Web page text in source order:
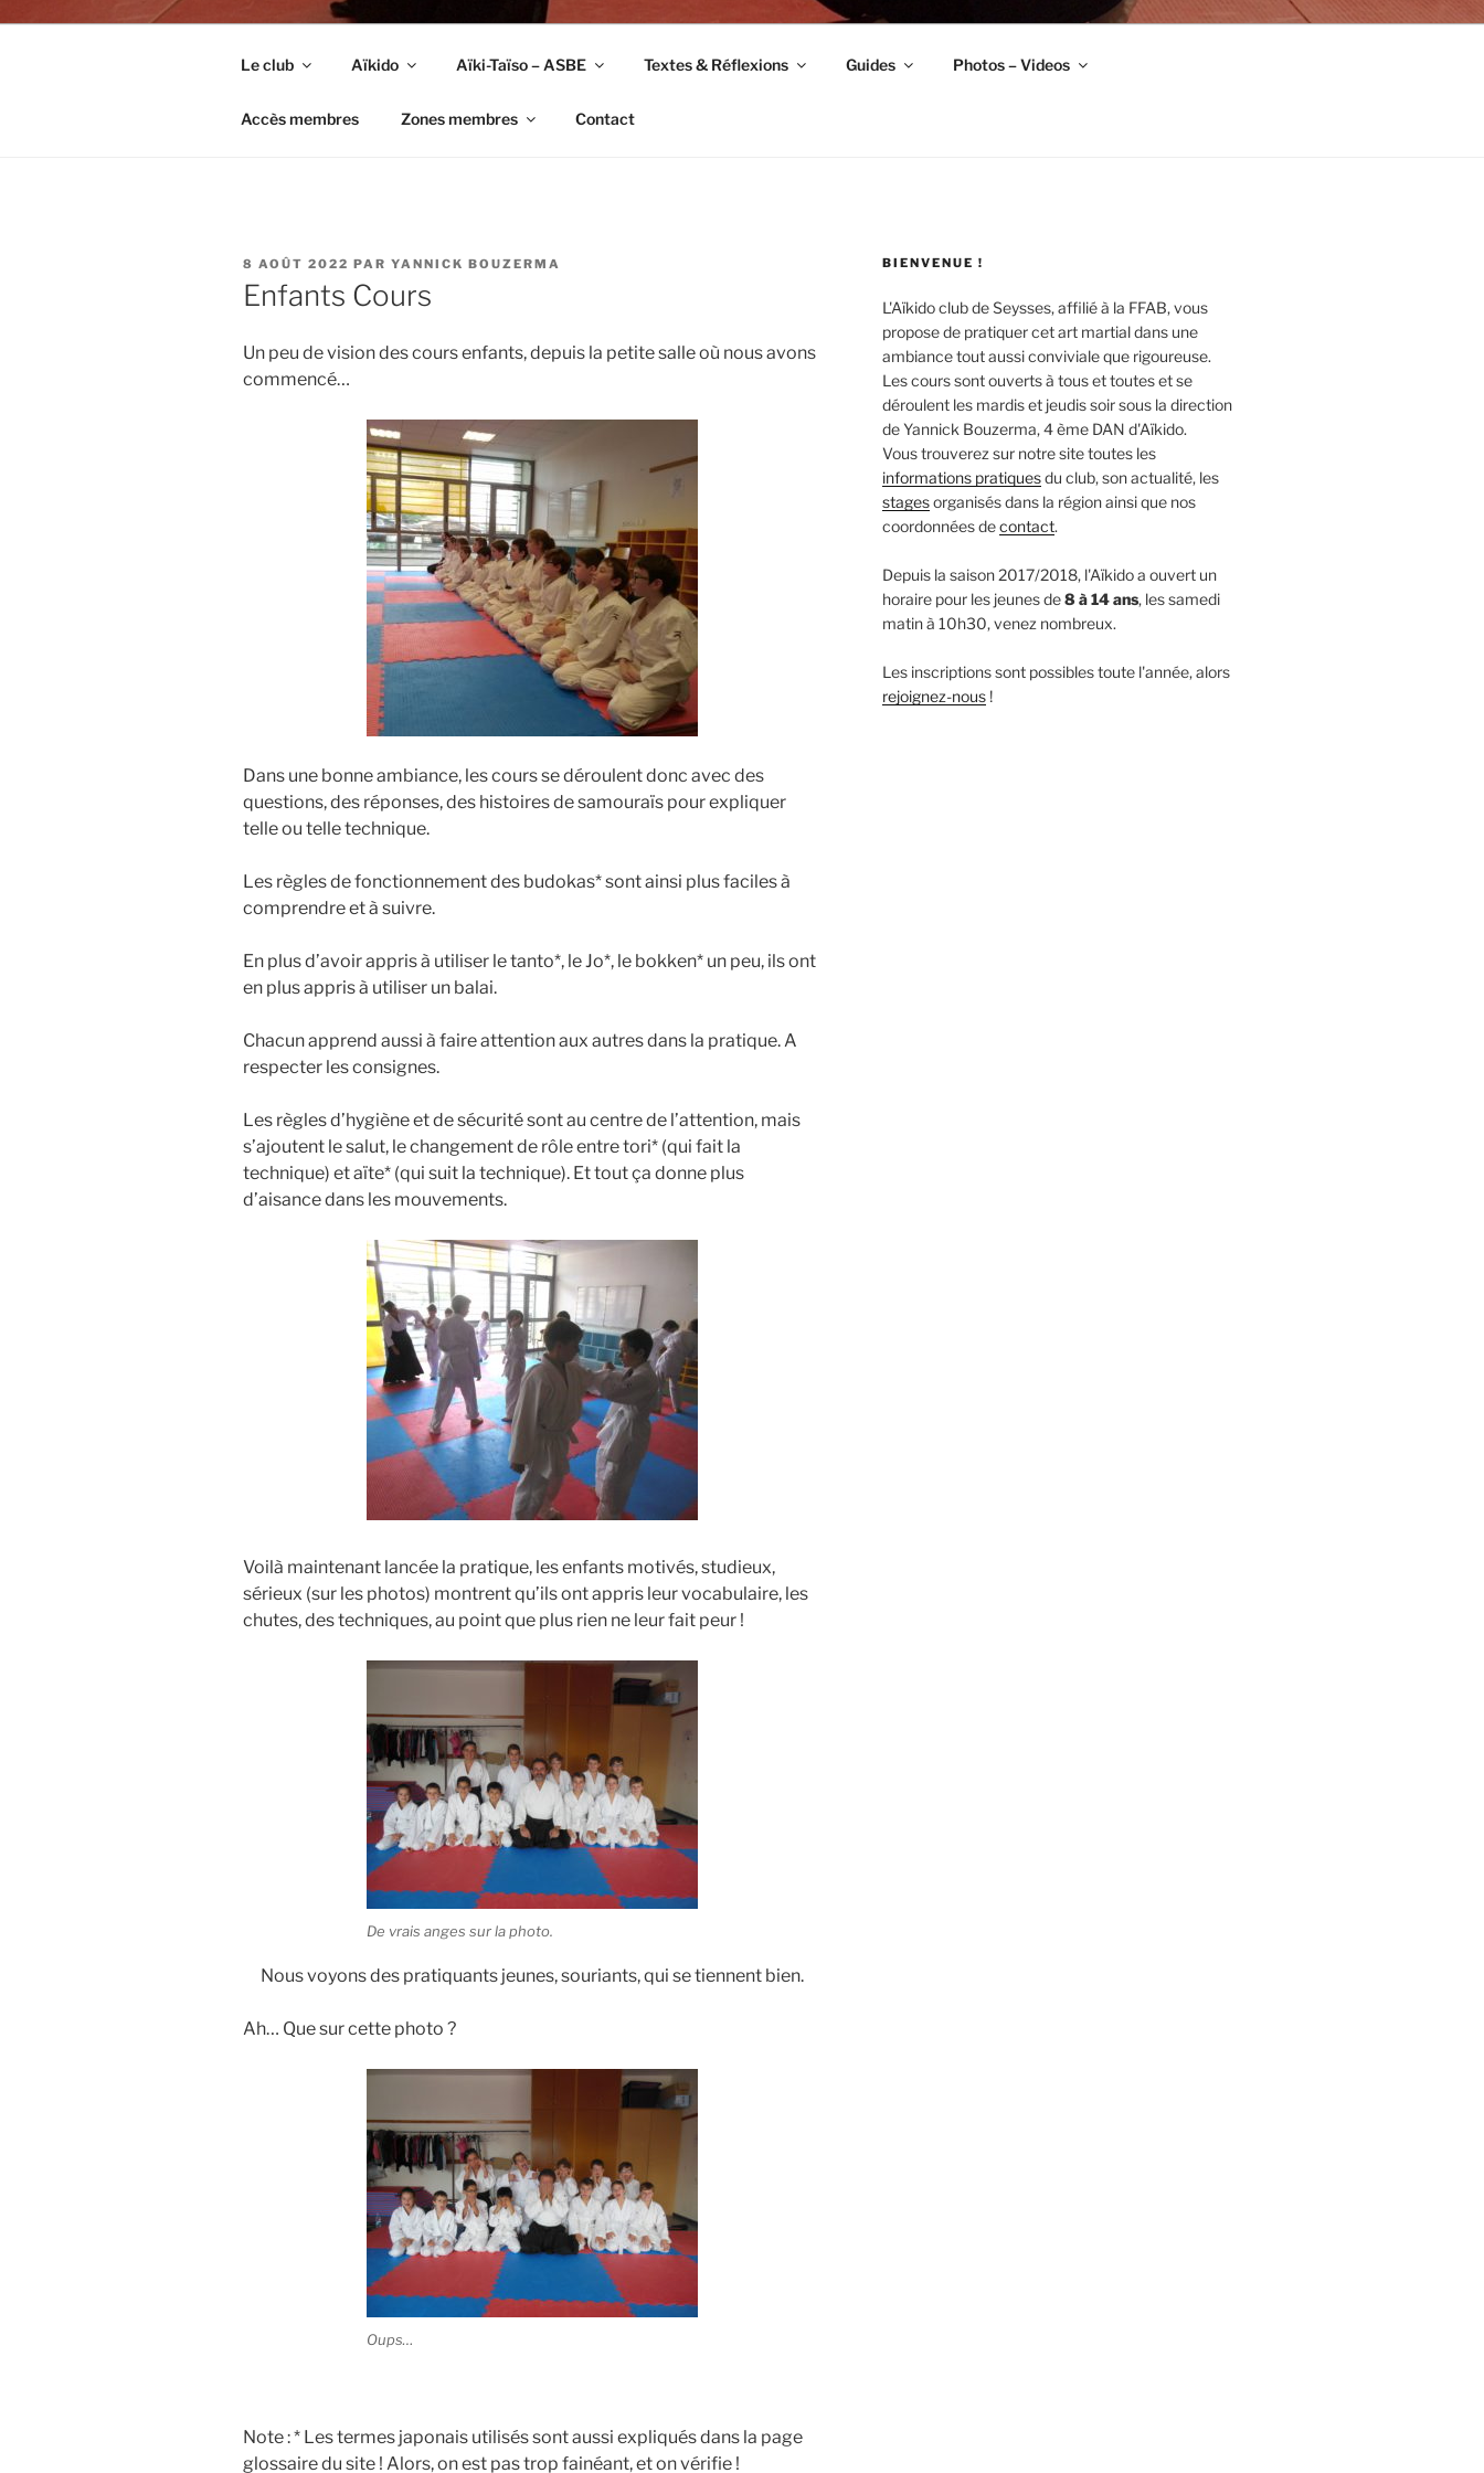
Le club Aïkido Aïki-Taïso – ASBE Textes & Réflexions Guides Photos – Videos
Accès membres Zones membres Contact
PUBLIÉ
LE
8 AOÛT 2022 PAR YANNICK BOUZERMA
Enfants Cours
Un peu de vision des cours enfants, depuis la petite salle où nous avons
commencé…
Dans une bonne ambiance, les cours se déroulent donc avec des
questions, des réponses, des histoires de samouraïs pour expliquer
telle ou telle technique.
Les règles de fonctionnement des budokas* sont ainsi plus faciles à
comprendre et à suivre.
En plus d’avoir appris à utiliser le tanto*, le Jo*, le bokken* un peu, ils ont
en plus appris à utiliser un balai.
Chacun apprend aussi à faire attention aux autres dans la pratique. A
respecter les consignes.
Les règles d’hygiène et de sécurité sont au centre de l’attention, mais
s’ajoutent le salut, le changement de rôle entre tori* (qui fait la
technique) et aïte* (qui suit la technique). Et tout ça donne plus
d’aisance dans les mouvements.
Voilà maintenant lancée la pratique, les enfants motivés, studieux,
sérieux (sur les photos) montrent qu’ils ont appris leur vocabulaire, les
chutes, des techniques, au point que plus rien ne leur fait peur !
De vrais anges sur la photo.
Nous voyons des pratiquants jeunes, souriants, qui se tiennent bien.
Ah… Que sur cette photo ?
Oups…
Note : * Les termes japonais utilisés sont aussi expliqués dans la page
glossaire du site ! Alors, on est pas trop fainéant, et on vérifie !
BIENVENUE !
L'Aïkido club de Seysses, affilié à la FFAB, vous
propose de pratiquer cet art martial dans une
ambiance tout aussi conviviale que rigoureuse.
Les cours sont ouverts à tous et toutes et se
déroulent les mardis et jeudis soir sous la direction
de Yannick Bouzerma, 4 ème DAN d'Aïkido.
Vous trouverez sur notre site toutes les
informations pratiquesdu club, son actualité, les
stagesorganisés dans la région ainsi que nos
coordonnées decontact.
Depuis la saison 2017/2018, l'Aïkido a ouvert un
horaire pour les jeunes de8 à 14 ans, les samedi
matin à 10h30, venez nombreux.
Les inscriptions sont possibles toute l'année, alors
rejoignez-nous!